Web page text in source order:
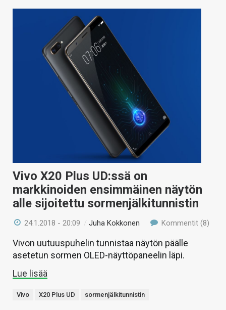
Vivo X20 Plus UD:ssä on
markkinoiden ensimmäinen näytön
alle sijoitettu sormenjälkitunnistin
24.1.2018 - 20:09 /Juha Kokkonen Kommentit (8)
Vivon uutuuspuhelin tunnistaa näytön päälle
asetetun sormen OLED-näyttöpaneelin läpi.
Lue lisää
Vivo X20 Plus UD sormenjälkitunnistin